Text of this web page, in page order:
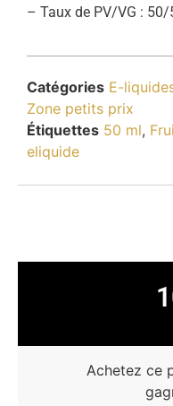
– Taux de PV/VG : 50/
Catégories E-
Zone petits prix
Étiquettes 50 ml,
eliquide
Achetez ce